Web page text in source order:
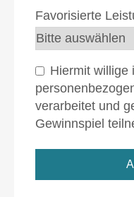
Favorisierte
Hiermit willige
verarbeitet und
Gewinnspiel